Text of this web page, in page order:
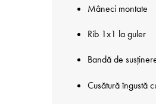
Mâneci montate
Rib 1x1 la guler
Bandă de
Cusătură îngustă